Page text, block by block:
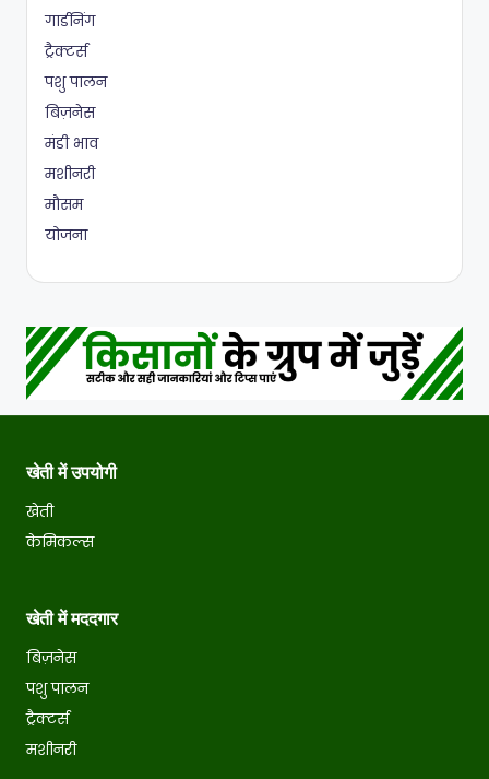
गार्डनिंग
ट्रैक्टर्स
पशु पालन
बिज़नेस
मंडी भाव
मशीनरी
मौसम
योजना
खेती में उपयोगी
खेती
केमिकल्स
खेती में मददगार
बिज़नेस
पशु पालन
ट्रैक्टर्स
मशीनरी